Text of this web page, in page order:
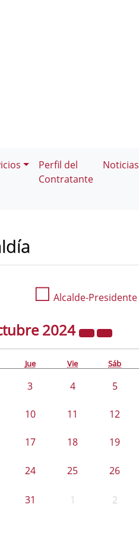
Perfil del
Contratante
Noticias
☐ Alcalde-Presidente
2024
Jue Vie Sáb
3 4 5
10 11 12
17 18 19
24 25 26
31 1 2